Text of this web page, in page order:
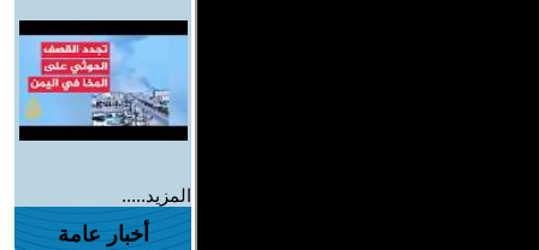
المزيد.....
أخبار عامة